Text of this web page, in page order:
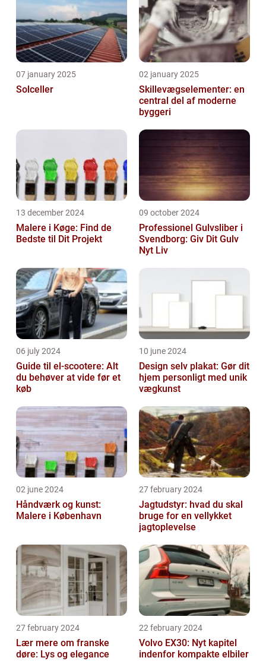
07 january 2025
Solceller
02 january 2025
Skillevægselementer: en
central del af moderne
byggeri
13 december 2024
Malere i Køge: Find de
Bedste til Dit Projekt
09 october 2024
Professionel Gulvsliber i
Svendborg: Giv Dit Gulv
Nyt Liv
06 july 2024
Guide til el-scootere: Alt
du behøver at vide før et
køb
10 june 2024
Design selv plakat: Gør dit
hjem personligt med unik
vægkunst
02 june 2024
Håndværk og kunst:
Malere i København
27 february 2024
Jagtudstyr: hvad du skal
bruge for en vellykket
jagtoplevelse
27 february 2024
Lær mere om franske
døre: Lys og elegance
22 february 2024
Volvo EX30: Nyt kapitel
indenfor kompakte elbiler